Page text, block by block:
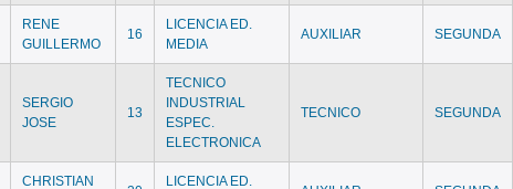
RENE
GUILLERMO
16
LICENCIA ED.
MEDIA
AUXILIAR SEGUNDA
SERGIO
JOSE
13
TECNICO
INDUSTRIAL
ESPEC.
ELECTRONICA
TECNICO SEGUNDA
CHRISTIAN
LICENCIA ED.